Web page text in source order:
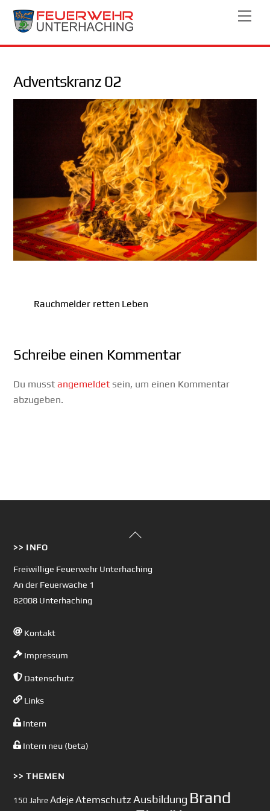
Skip
Adventskranz 02
Rauchmelder retten Leben
Schreibe einen Kommentar
Du musstangemeldet sein, um einen Kommentar
abzugeben.
Back
>> INFO
Freiwillige Feuerwehr Unterhaching
An der Feuerwache 1
82008 Unterhaching
Kontakt
Impressum
Datenschutz
Links
Intern
Intern neu (beta)
>> THEMEN
150 Jahre AdejeAtemschutz Ausbildung Brand